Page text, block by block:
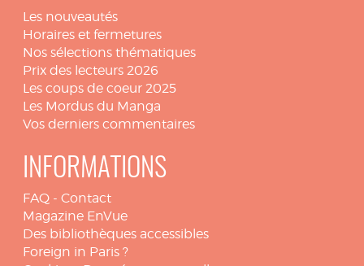
Les nouveautés
Horaires et fermetures
Nos sélections thématiques
Prix des lecteurs 2026
Les coups de coeur 2025
Les Mordus du Manga
Vos derniers commentaires
INFORMATIONS
FAQ - Contact
Magazine EnVue
Des bibliothèques accessibles
Foreign in Paris ?